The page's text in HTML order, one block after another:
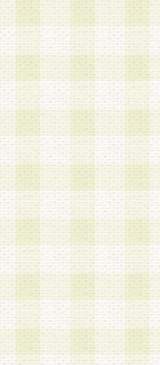
の注意をもって
a.本サービスに
b.会員からの電
c.モバイルリサ
実施もしくは運営
d.その他これらに
4.会員は、住所
合は、速やかに
5.当社は、必要
手段により登録
の内容が正確で
うことができる
6.会員は、会員
して、当社指定
該期間内に更新
発行したポイン